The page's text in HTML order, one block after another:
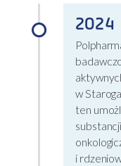
2024
w
ten
i